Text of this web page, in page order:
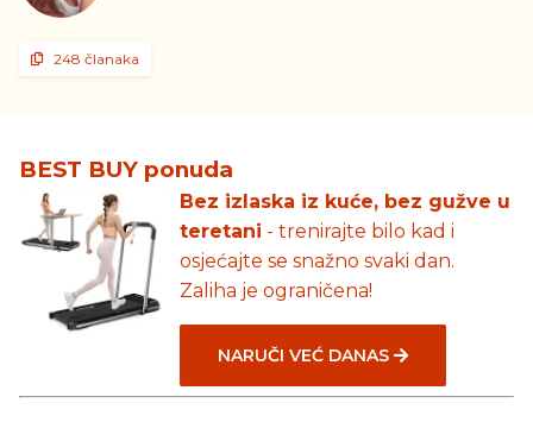
248 članaka
BEST BUY ponuda
Bez izlaska iz kuće, bez gužve u
teretani - trenirajte bilo kad i
osjećajte se snažno svaki dan.
Zaliha je ograničena!
NARUČI VEĆ DANAS